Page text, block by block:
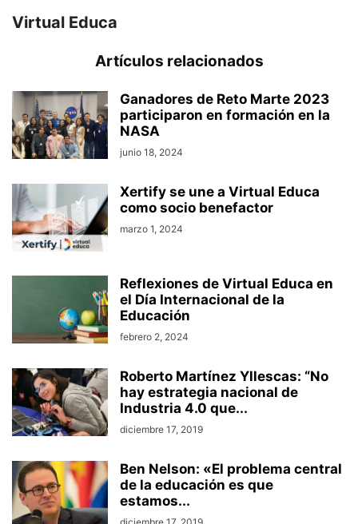
Virtual Educa
Artículos relacionados
Ganadores de Reto Marte 2023
participaron en formación en la
NASA
junio 18, 2024
Xertify se une a Virtual Educa
como socio benefactor
marzo 1, 2024
Reflexiones de Virtual Educa en
el Día Internacional de la
Educación
febrero 2, 2024
Roberto Martínez Yllescas: “No
hay estrategia nacional de
Industria 4.0 que...
diciembre 17, 2019
Ben Nelson: «El problema central
de la educación es que
estamos...